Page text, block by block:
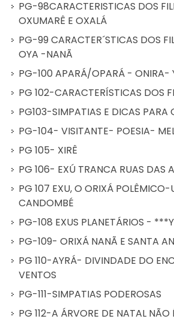
PG-98CARACTERISTICAS DOS
OXUMARÊ E OXALÁ
PG-99 CARACTER´STICAS DOS
OYA -NANÃ
PG-100 APARÁ/OPARÁ - ONIRA-
PG 102-CARACTERÍSTICAS DOS
PG103-SIMPATIAS E DICAS PARA
PG-104- VISITANTE- POESIA-
PG 105- XIRÊ
PG 106- EXÚ TRANCA RUAS DAS
PG 107 EXU, O ORIXÁ
CANDOMBÉ
PG-108 EXUS PLANETÁRIOS -
PG-109- ORIXÁ NANÃ E SANTA
PG 110-AYRÁ- DIVINDADE DO
VENTOS
PG-111-SIMPATIAS PODEROSAS
PG 112-A ÁRVORE DE NATAL NÃO